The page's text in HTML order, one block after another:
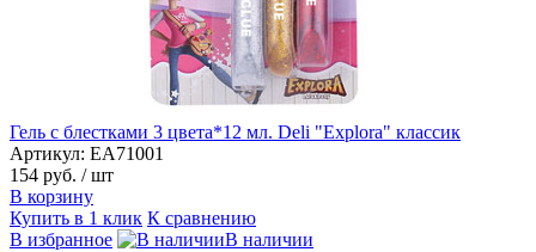
Гель с блестками 3 цвета*12 мл. Deli "Explora" классик
Артикул: EA71001
154 руб. / шт
В корзину
Купить в 1 клик К сравнению
В избранное
В наличии